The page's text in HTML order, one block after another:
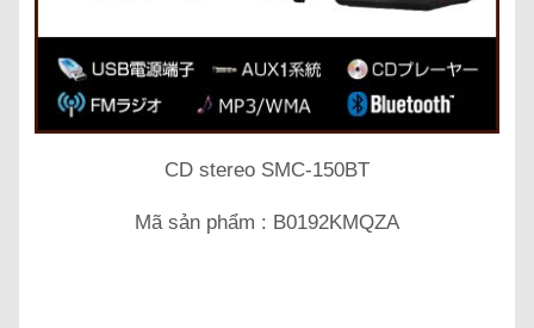
CD stereo SMC-150BT
Mã sản phẩm : B0192KMQZA